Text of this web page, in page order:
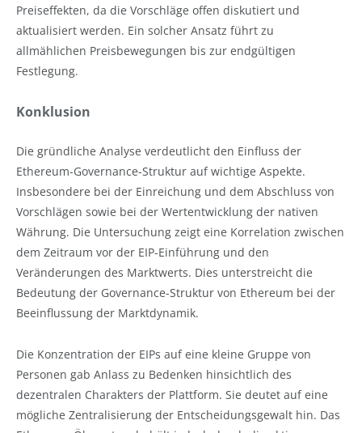
Preiseffekten, da die Vorschläge offen diskutiert und
aktualisiert werden. Ein solcher Ansatz führt zu
allmählichen Preisbewegungen bis zur endgültigen
Festlegung.
Konklusion
Die gründliche Analyse verdeutlicht den Einfluss der
Ethereum-Governance-Struktur auf wichtige Aspekte.
Insbesondere bei der Einreichung und dem Abschluss von
Vorschlägen sowie bei der Wertentwicklung der nativen
Währung. Die Untersuchung zeigt eine Korrelation zwischen
dem Zeitraum vor der EIP-Einführung und den
Veränderungen des Marktwerts. Dies unterstreicht die
Bedeutung der Governance-Struktur von Ethereum bei der
Beeinflussung der Marktdynamik.
Die Konzentration der EIPs auf eine kleine Gruppe von
Personen gab Anlass zu Bedenken hinsichtlich des
dezentralen Charakters der Plattform. Sie deutet auf eine
mögliche Zentralisierung der Entscheidungsgewalt hin. Das